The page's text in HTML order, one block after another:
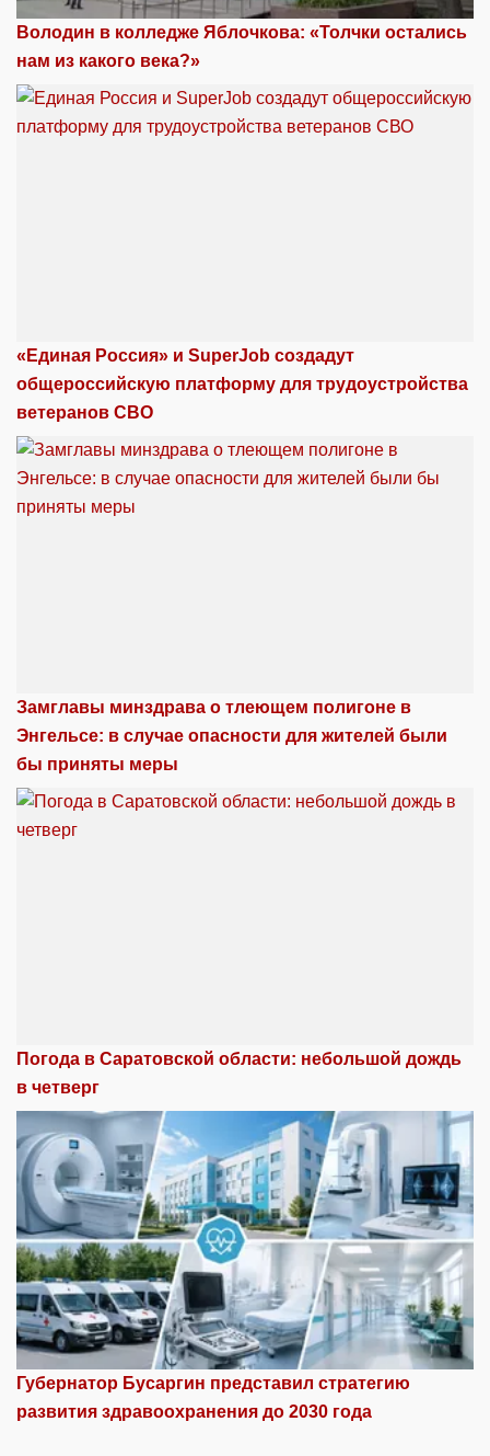
Володин в колледже Яблочкова: «Толчки остались
нам из какого века?»
«Единая Россия» и SuperJob создадут
общероссийскую платформу для трудоустройства
ветеранов СВО
Замглавы минздрава о тлеющем полигоне в
Энгельсе: в случае опасности для жителей были
бы приняты меры
Погода в Саратовской области: небольшой дождь
в четверг
Губернатор Бусаргин представил стратегию
развития здравоохранения до 2030 года